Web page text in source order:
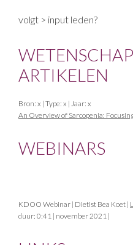
volgt > input leden?
ARTIKELEN
Bron: x | Type: x | Jaar: x
An Overview of Sarcopenia:
WEBINARS
KDOO Webinar | Dietist Bea Koet |
duur: 0:41 | november 2021 |